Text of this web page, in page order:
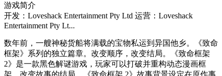
游戏简介
开发：Loveshack Entertainment Pty Ltd 运营：Loveshack
Entertainment Pty Lt...
数年前，一艘神秘货船将满载的宝物私运到异国他乡。《致命
框架》系列的独立篇章。改变顺序，改变结局。《致命框架
2》是一款黑色解谜游戏，玩家可以打破并重构动态漫画框
架，改变故事的结局。《致命框架 2》故事背景设定在原作事